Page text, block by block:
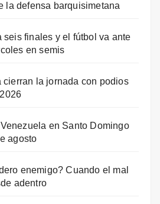
la defensa barquisimetana
seis finales y el fútbol va ante
en semis
cierran la jornada con podios
en Santo Domingo
agosto
enemigo? Cuando el mal
adentro